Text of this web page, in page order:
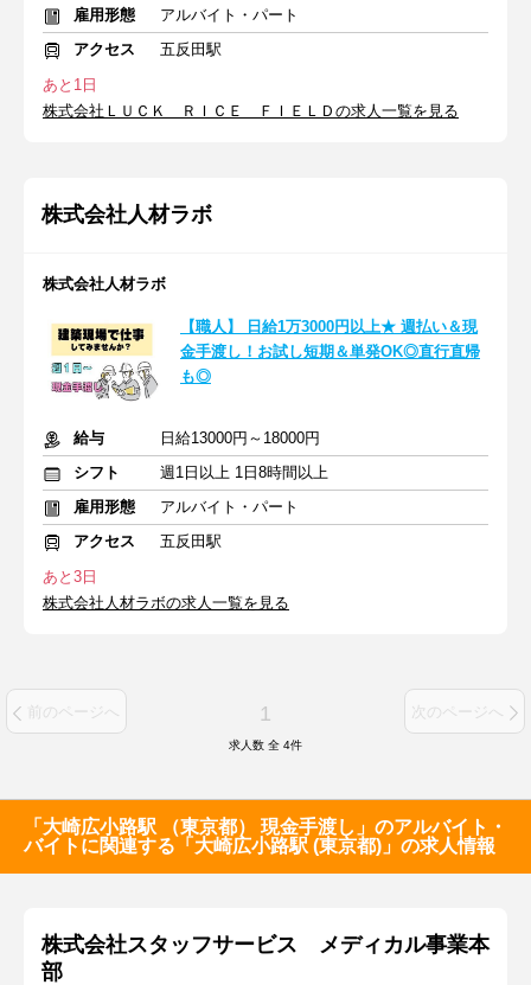
雇用形態
アルバイト・パート
アクセス
五反田駅
あと1日
株式会社ＬＵＣＫ ＲＩＣＥ ＦＩＥＬＤの求人一覧を見る
株式会社人材ラボ
株式会社人材ラボ
【職人】 日給1万3000円以上★ 週払い＆現
金手渡し！お試し短期＆単発OK◎直行直帰
も◎
給与
日給13000円～18000円
シフト
週1日以上 1日8時間以上
雇用形態
アルバイト・パート
アクセス
五反田駅
あと3日
株式会社人材ラボの求人一覧を見る
前のページへ 1 次のページへ
求人数 全 4件
「大崎広小路駅 （東京都） 現金手渡し」のアルバイト・
バイトに関連する「大崎広小路駅 (東京都)」の求人情報
株式会社スタッフサービス メディカル事業本
部